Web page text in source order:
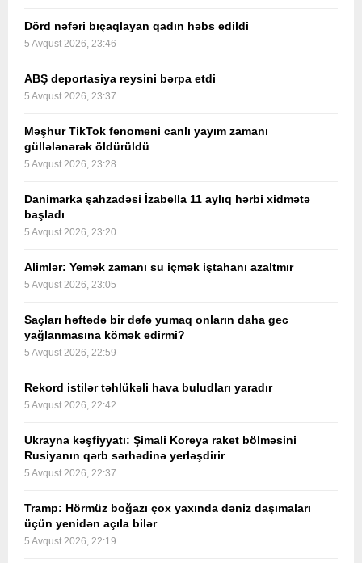
Dörd nəfəri bıçaqlayan qadın həbs edildi
5 Avqust 2026, 23:46
ABŞ deportasiya reysini bərpa etdi
5 Avqust 2026, 23:37
Məşhur TikTok fenomeni canlı yayım zamanı
güllələnərək öldürüldü
5 Avqust 2026, 23:28
Danimarka şahzadəsi İzabella 11 aylıq hərbi xidmətə
başladı
5 Avqust 2026, 23:20
Alimlər: Yemək zamanı su içmək iştahanı azaltmır
5 Avqust 2026, 23:05
Saçları həftədə bir dəfə yumaq onların daha gec
yağlanmasına kömək edirmi?
5 Avqust 2026, 22:59
Rekord istilər təhlükəli hava buludları yaradır
5 Avqust 2026, 22:42
Ukrayna kəşfiyyatı: Şimali Koreya raket bölməsini
Rusiyanın qərb sərhədinə yerləşdirir
5 Avqust 2026, 22:37
Tramp: Hörmüz boğazı çox yaxında dəniz daşımaları
üçün yenidən açıla bilər
5 Avqust 2026, 22:19